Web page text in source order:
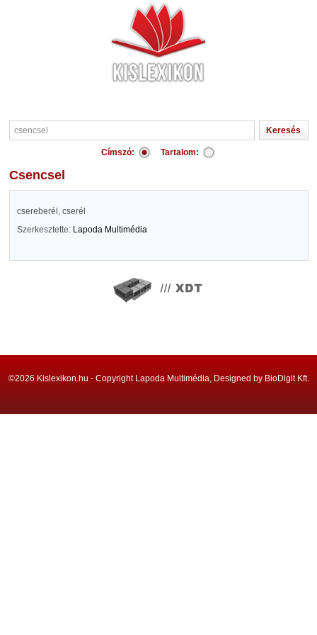
Címszó: Tartalom:
csencsel
csereberél, cserél
Szerkesztette: Lapoda Multimédia
©2026 Kislexikon.hu - Copyright Lapoda Multimédia, Designed by BioDigit Kft.